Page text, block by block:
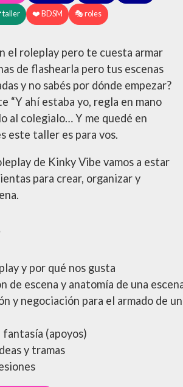
taller ❤️ BDSM 🎭 roles
el roleplay pero te cuesta armar
de flashearla pero tus escenas
y no sabés por dónde empezar?
“Y ahí estaba yo, regla en mano
al colegialo… Y me quedé en
este taller es para vos.
de Kinky Vibe vamos a estar
para crear, organizar y
y por qué nos gusta
de escena y anatomía de una
y negociación para el armado de un
fantasía (apoyos)
y tramas